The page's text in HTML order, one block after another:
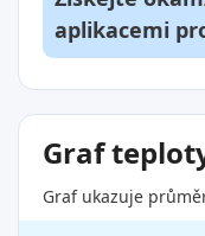
aplikacemi
Graf
Graf ukazuje